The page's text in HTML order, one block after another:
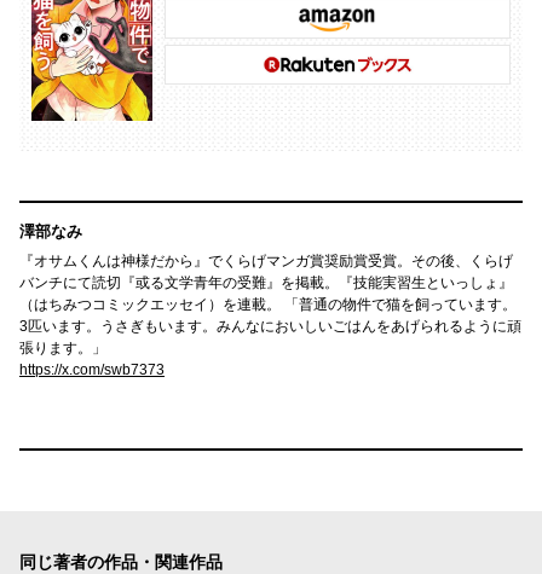
澤部なみ
『オサムくんは神様だから』でくらげマンガ賞奨励賞受賞。その後、くらげ
バンチにて読切『或る文学青年の受難』を掲載。『技能実習生といっしょ』
（はちみつコミックエッセイ）を連載。 「普通の物件で猫を飼っています。
3匹います。うさぎもいます。みんなにおいしいごはんをあげられるように頑
張ります。」
https://x.com/swb7373
同じ著者の作品・関連作品